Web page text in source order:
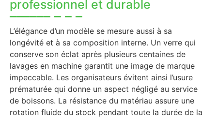
professionnel et durable
L’élégance d’un modèle se mesure aussi à sa
longévité et à sa composition interne. Un verre qui
conserve son éclat après plusieurs centaines de
lavages en machine garantit une image de marque
impeccable. Les organisateurs évitent ainsi l’usure
prématurée qui donne un aspect négligé au service
de boissons. La résistance du matériau assure une
rotation fluide du stock pendant toute la durée de la